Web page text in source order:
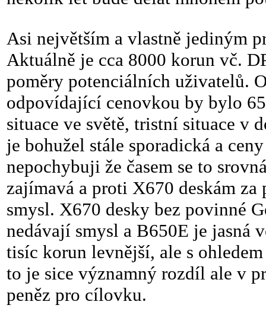
Asi největším a vlastně jediným
Aktuálně je cca 8000 korun vč.
poměry potenciálních uživatelů.
odpovídající cenovkou by bylo
situace ve světě, tristní situace v
je bohužel stále sporadická a
nepochybuji že časem se to
zajímavá a proti X670 deskám za
smysl. X670 desky bez povinné
nedávají smysl a B650E je jasná
tisíc korun levnější, ale s
to je sice významný rozdíl ale v
peněz pro cílovku.